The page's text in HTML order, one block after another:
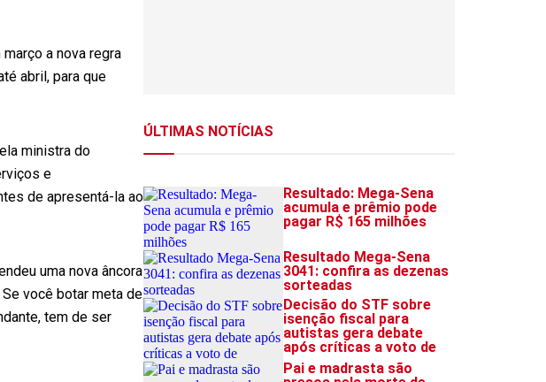
a nova regra
abril, para que
ministra do
e
de apresentá-la ao
uma nova âncora
você botar meta de
tem de ser